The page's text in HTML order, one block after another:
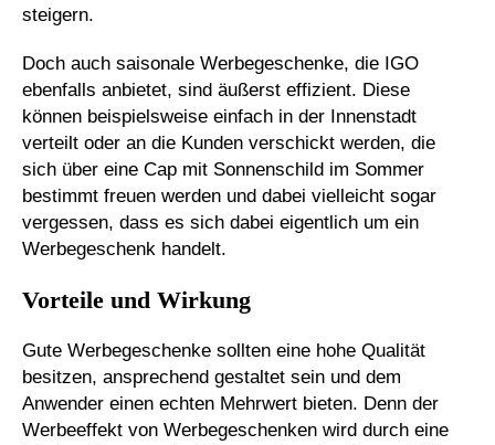
steigern.
Doch auch saisonale Werbegeschenke, die IGO
ebenfalls anbietet, sind äußerst effizient. Diese
können beispielsweise einfach in der Innenstadt
verteilt oder an die Kunden verschickt werden, die
sich über eine Cap mit Sonnenschild im Sommer
bestimmt freuen werden und dabei vielleicht sogar
vergessen, dass es sich dabei eigentlich um ein
Werbegeschenk handelt.
Vorteile und Wirkung
Gute Werbegeschenke sollten eine hohe Qualität
besitzen, ansprechend gestaltet sein und dem
Anwender einen echten Mehrwert bieten. Denn der
Werbeeffekt von Werbegeschenken wird durch eine